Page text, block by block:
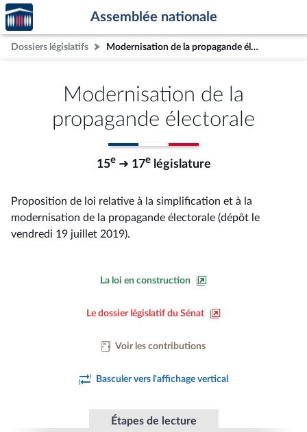
Aller au contenu
Aller en bas de la page
Accèder
à la
page
d'accueil
Assemblée nationale
Dossiers législatifs Modernisation de la propagande électorale
Modernisation de la
propagande électorale
15e➜ 17elégislature
Proposition de loi relative à la simplification et à la
modernisation de la propagande électorale (dépôt le
vendredi 19 juillet 2019).
La loi en construction
Le dossier législatif du Sénat
Voir les contributions
Basculer vers l'affichage vertical
Étapes de lecture